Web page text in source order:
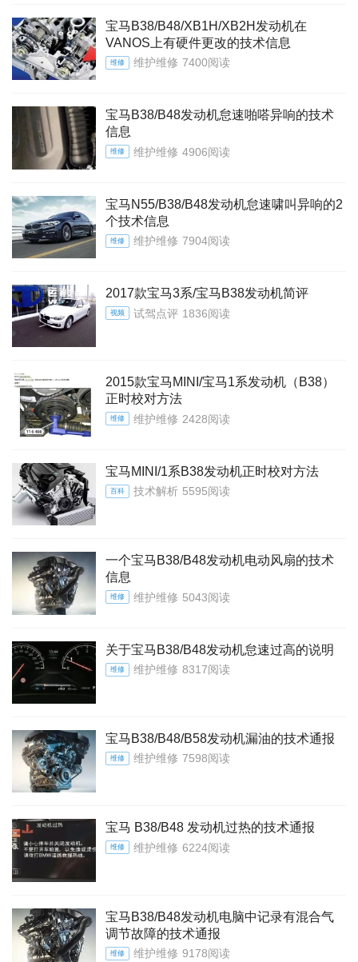
宝马B38/B48/XB1H/XB2H发动机在
VANOS上有硬件更改的技术信息
维修 维护维修 7400阅读
宝马B38/B48发动机怠速啪嗒异响的技术
信息
维修 维护维修 4906阅读
​宝马N55/B38/B48发动机怠速啸叫异响的2
个技术信息
维修 维护维修 7904阅读
2017款宝马3系/宝马B38发动机简评
视频 试驾点评 1836阅读
2015款宝马MINI/宝马1系发动机（B38）
正时校对方法
维修 维护维修 2428阅读
宝马MINI/1系B38发动机正时校对方法
百科 技术解析 5595阅读
一个宝马B38/B48发动机电动风扇的技术
信息
维修 维护维修 5043阅读
关于宝马B38/B48发动机怠速过高的说明
维修 维护维修 8317阅读
宝马B38/B48/B58发动机漏油的技术通报
维修 维护维修 7598阅读
宝马 B38/B48 发动机过热的技术通报
维修 维护维修 6224阅读
宝马B38/B48发动机电脑中记录有混合气
调节故障的技术通报
维修 维护维修 9178阅读